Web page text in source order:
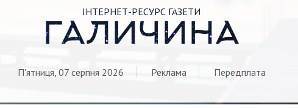
ІНТЕРНЕТ-РЕСУРС ГАЗЕТИ
ГАЛИЧИНА
П'ятниця, 07 серпня 2026 Реклама Передплата